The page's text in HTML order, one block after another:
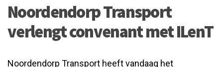
Noordendorp Transport
verlengt convenant met ILenT
Noordendorp Transport heeft vandaag het